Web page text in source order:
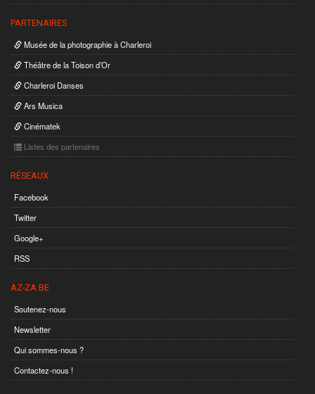
PARTENAIRES
Musée de la photographie à Charleroi
Théâtre de la Toison d’Or
Charleroi Danses
Ars Musica
Cinématek
Listes des partenaires
RÉSEAUX
Facebook
Twitter
Google+
RSS
AZ-ZA.BE
Soutenez-nous
Newsletter
Qui sommes-nous ?
Contactez-nous !